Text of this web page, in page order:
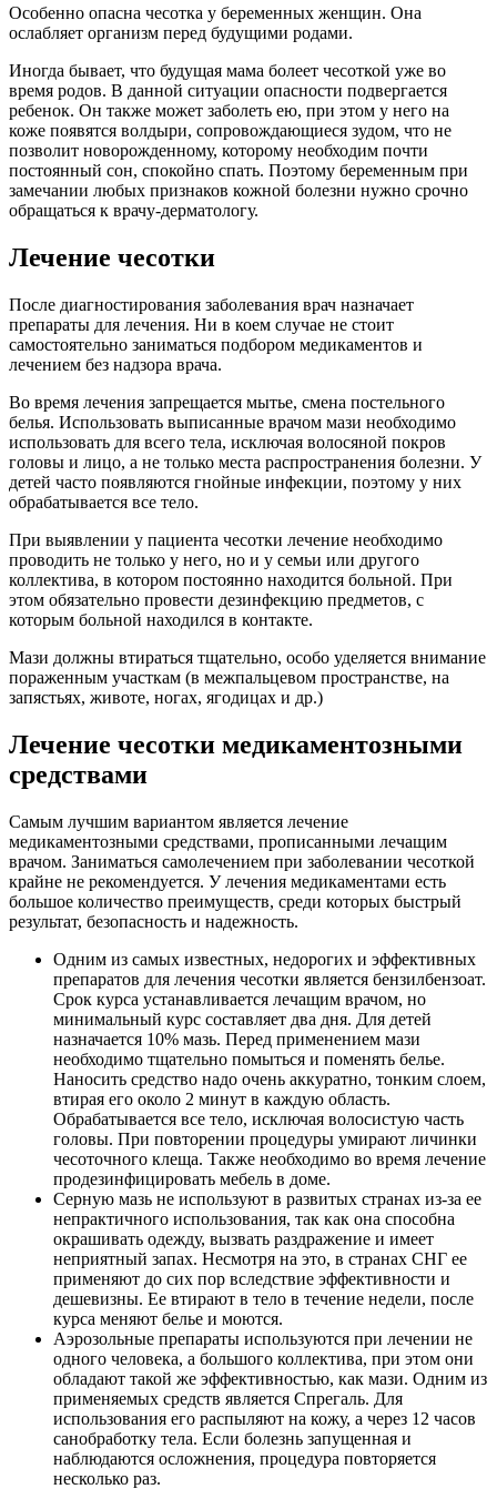
Особенно опасна чесотка у беременных женщин. Она
ослабляет организм перед будущими родами.
Иногда бывает, что будущая мама болеет чесоткой уже во
время родов. В данной ситуации опасности подвергается
ребенок. Он также может заболеть ею, при этом у него на
коже появятся волдыри, сопровождающиеся зудом, что не
позволит новорожденному, которому необходим почти
постоянный сон, спокойно спать. Поэтому беременным при
замечании любых признаков кожной болезни нужно срочно
обращаться к врачу-дерматологу.
Лечение чесотки
После диагностирования заболевания врач назначает
препараты для лечения. Ни в коем случае не стоит
самостоятельно заниматься подбором медикаментов и
лечением без надзора врача.
Во время лечения запрещается мытье, смена постельного
белья. Использовать выписанные врачом мази необходимо
использовать для всего тела, исключая волосяной покров
головы и лицо, а не только места распространения болезни. У
детей часто появляются гнойные инфекции, поэтому у них
обрабатывается все тело.
При выявлении у пациента чесотки лечение необходимо
проводить не только у него, но и у семьи или другого
коллектива, в котором постоянно находится больной. При
этом обязательно провести дезинфекцию предметов, с
которым больной находился в контакте.
Мази должны втираться тщательно, особо уделяется внимание
пораженным участкам (в межпальцевом пространстве, на
запястьях, животе, ногах, ягодицах и др.)
Лечение чесотки медикаментозными
средствами
Самым лучшим вариантом является лечение
медикаментозными средствами, прописанными лечащим
врачом. Заниматься самолечением при заболевании чесоткой
крайне не рекомендуется. У лечения медикаментами есть
большое количество преимуществ, среди которых быстрый
результат, безопасность и надежность.
Одним из самых известных, недорогих и эффективных
препаратов для лечения чесотки является бензилбензоат.
Срок курса устанавливается лечащим врачом, но
минимальный курс составляет два дня. Для детей
назначается 10% мазь. Перед применением мази
необходимо тщательно помыться и поменять белье.
Наносить средство надо очень аккуратно, тонким слоем,
втирая его около 2 минут в каждую область.
Обрабатывается все тело, исключая волосистую часть
головы. При повторении процедуры умирают личинки
чесоточного клеща. Также необходимо во время лечение
продезинфицировать мебель в доме.
Серную мазь не используют в развитых странах из-за ее
непрактичного использования, так как она способна
окрашивать одежду, вызвать раздражение и имеет
неприятный запах. Несмотря на это, в странах СНГ ее
применяют до сих пор вследствие эффективности и
дешевизны. Ее втирают в тело в течение недели, после
курса меняют белье и моются.
Аэрозольные препараты используются при лечении не
одного человека, а большого коллектива, при этом они
обладают такой же эффективностью, как мази. Одним из
применяемых средств является Спрегаль. Для
использования его распыляют на кожу, а через 12 часов
санобработку тела. Если болезнь запущенная и
наблюдаются осложнения, процедура повторяется
несколько раз.